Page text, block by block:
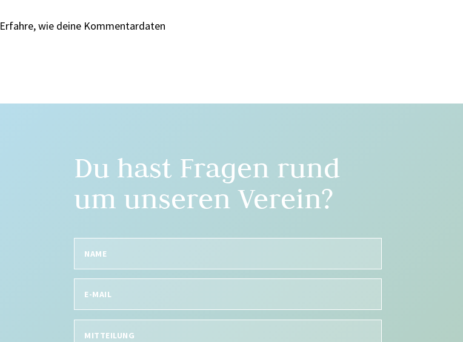
Erfahre, wie deine Kommentardaten
Du hast Fragen rund
um unseren Verein?